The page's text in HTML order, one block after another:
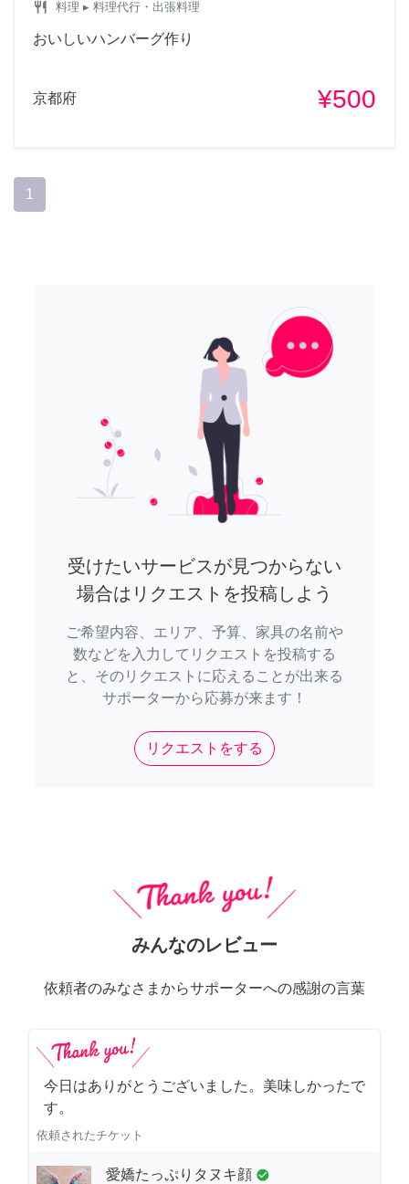
restaurant 料理 ▸ 料理代行・出張料理
おいしいハンバーグ作り
京都府 ¥500
1
受けたいサービスが見つからない
場合はリクエストを投稿しよう
ご希望内容、エリア、予算、家具の名前や
数などを入力してリクエストを投稿する
と、そのリクエストに応えることが出来る
サポーターから応募が来ます！
リクエストをする
みんなのレビュー
依頼者のみなさまからサポーターへの感謝の言葉
今日はありがとうございました。美味しかったで
す。
依頼されたチケット
愛嬌たっぷりタヌキ顔 check_circle